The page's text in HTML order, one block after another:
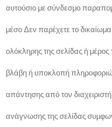
αυτούσιο με σύνδεσμο
μέσο Δεν παρέχετε το
ολόκληρης της σελίδας ή
βλάβη ή υποκλοπή
απάντησης από τον
ανάγνωσης της σελίδας